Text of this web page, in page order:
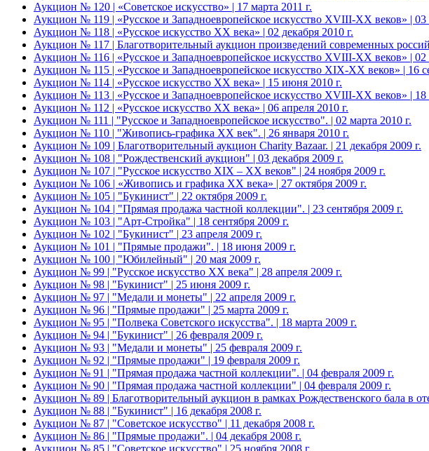
Аукцион № 120 | «Советское искусство» | 17 марта 2011 г.
Аукцион № 119 | «Русское и Западноевропейское искусство XVIII-ХХ веков» | 03
Аукцион № 118 | «Русское искусство ХХ века» | 02 декабря 2010 г.
Аукцион № 117 | Благотворительный аукцион произведений современных
Аукцион № 116 | «Русское и Западноевропейское искусство XVIII-ХХ веков» | 02
Аукцион № 115 | «Русское и Западноевропейское искусство XIX-ХХ веков» | 16
Аукцион № 114 | «Русское искусство ХХ века» | 15 июня 2010 г.
Аукцион № 113 | «Русское и Западноевропейское искусство XVIII-ХХ веков» | 18
Аукцион № 112 | «Русское искусство ХХ века» | 06 апреля 2010 г.
Аукцион № 111 | "Русское и Западноевропейское искусство". | 02 марта 2010 г.
Аукцион № 110 | "Живопись-графика ХХ век". | 26 января 2010 г.
Аукцион № 109 | Благотворительный аукцион Charity Bazaar. | 21 декабря 2009 г.
Аукцион № 108 | "Рождественский аукцион" | 03 декабря 2009 г.
Аукцион № 107 | "Русское искусство XIX – ХХ веков" | 24 ноября 2009 г.
Аукцион № 106 | «Живопись и графика ХХ века» | 27 октября 2009 г.
Аукцион № 105 | "Букинист" | 22 октября 2009 г.
Аукцион № 104 | "Прямая продажа частной коллекции". | 23 сентября 2009 г.
Аукцион № 103 | "Арт-Стройка" | 18 сентября 2009 г.
Аукцион № 102 | "Букинист" | 23 апреля 2009 г.
Аукцион № 101 | "Прямые продажи". | 18 июня 2009 г.
Аукцион № 100 | "Юбилейный" | 20 мая 2009 г.
Аукцион № 99 | "Русское искусство XX века" | 28 апреля 2009 г.
Аукцион № 98 | "Букинист" | 25 июня 2009 г.
Аукцион № 97 | "Медали и монеты" | 22 апреля 2009 г.
Аукцион № 96 | "Прямые продажи" | 25 марта 2009 г.
Аукцион № 95 | "Полвека Советского искусства". | 18 марта 2009 г.
Аукцион № 94 | "Букинист" | 26 февраля 2009 г.
Аукцион № 93 | "Медали и монеты" | 25 февраля 2009 г.
Аукцион № 92 | "Прямые продажи" | 19 февраля 2009 г.
Аукцион № 91 | "Прямая продажа частной коллекции". | 04 февраля 2009 г.
Аукцион № 90 | "Прямая продажа частной коллекции" | 04 февраля 2009 г.
Аукцион № 89 | Благотворительный аукцион в рамках Рождественского бала в
Аукцион № 88 | "Букинист" | 16 декабря 2008 г.
Аукцион № 87 | "Советское искусство" | 11 декабря 2008 г.
Аукцион № 86 | "Прямые продажи". | 04 декабря 2008 г.
Аукцион № 85 | "Советское искусство" | 25 ноября 2008 г.